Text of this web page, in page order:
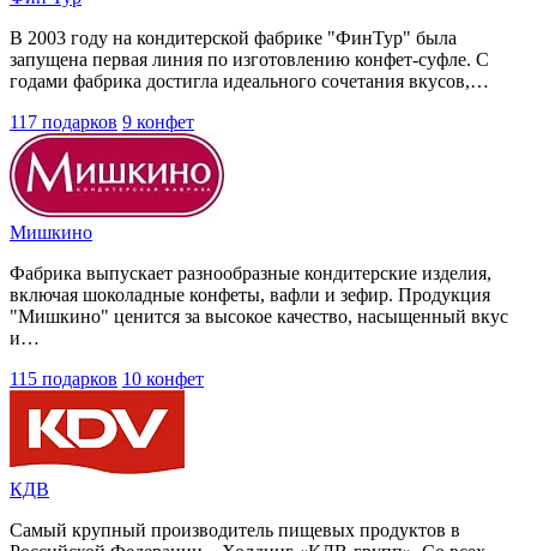
В 2003 году на кондитерской фабрике "ФинТур" была
запущена первая линия по изготовлению конфет-суфле. С
годами фабрика достигла идеального сочетания вкусов,…
117 подарков 9 конфет
Мишкино
Фабрика выпускает разнообразные кондитерские изделия,
включая шоколадные конфеты, вафли и зефир. Продукция
"Мишкино" ценится за высокое качество, насыщенный вкус
и…
115 подарков 10 конфет
КДВ
Самый крупный производитель пищевых продуктов в